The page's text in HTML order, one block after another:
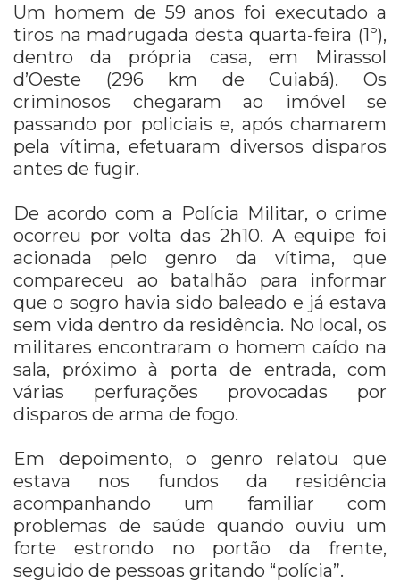
Um homem de 59 anos foi executado a
tiros na madrugada desta quarta-feira (1º),
dentro da própria casa, em Mirassol
d’Oeste (296 km de Cuiabá). Os
criminosos chegaram ao imóvel se
passando por policiais e, após chamarem
pela vítima, efetuaram diversos disparos
antes de fugir.
De acordo com a Polícia Militar, o crime
ocorreu por volta das 2h10. A equipe foi
acionada pelo genro da vítima, que
compareceu ao batalhão para informar
que o sogro havia sido baleado e já estava
sem vida dentro da residência. No local, os
militares encontraram o homem caído na
sala, próximo à porta de entrada, com
várias perfurações provocadas por
disparos de arma de fogo.
Em depoimento, o genro relatou que
estava nos fundos da residência
acompanhando um familiar com
problemas de saúde quando ouviu um
forte estrondo no portão da frente,
seguido de pessoas gritando “polícia”.